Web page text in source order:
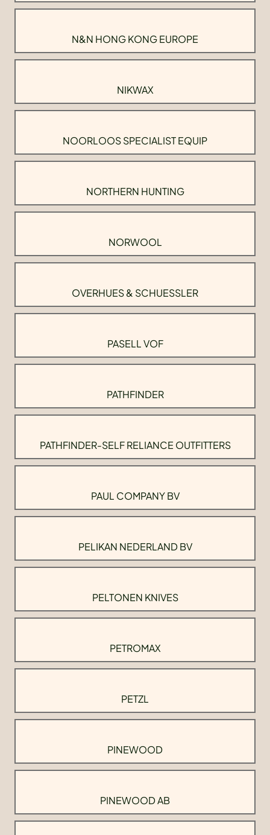
N&N HONG KONG EUROPE
NIKWAX
NOORLOOS SPECIALIST EQUIP
NORTHERN HUNTING
NORWOOL
OVERHUES & SCHUESSLER
PASELL VOF
PATHFINDER
PATHFINDER-SELF RELIANCE OUTFITTERS
PAUL COMPANY BV
PELIKAN NEDERLAND BV
PELTONEN KNIVES
PETROMAX
PETZL
PINEWOOD
PINEWOOD AB